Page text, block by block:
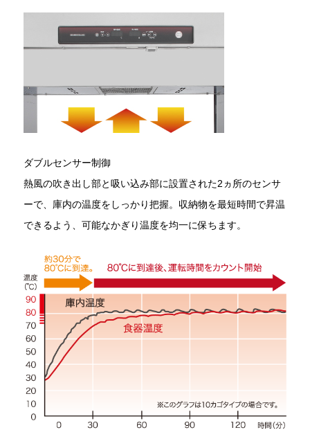
ダブルセンサー制御
熱風の吹き出し部と吸い込み部に設置された2ヵ所のセンサ
ーで、庫内の温度をしっかり把握。収納物を最短時間で昇温
できるよう、可能なかぎり温度を均一に保ちます。